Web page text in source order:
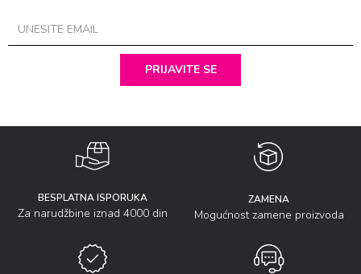
PRIJAVITE SE
BESPLATNA ISPORUKA
Za narudžbine iznad 4000 din
ZAMENA
Mogućnost zamene proizvoda